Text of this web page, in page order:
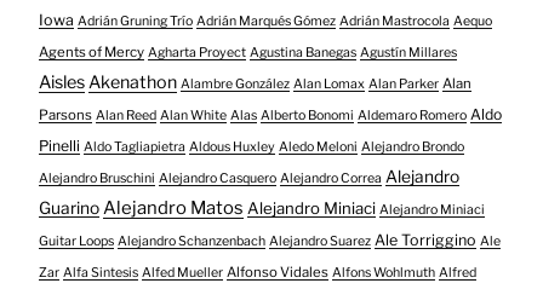
Iowa Adrián Gruning Trío Adrián Marqués Gómez Adrián Mastrocola Aequo
Agents of Mercy Agharta Proyect Agustina Banegas Agustín Millares
AislesAkenathon Alambre González Alan Lomax Alan Parker Alan
Parsons Alan Reed Alan White Alas Alberto Bonomi Aldemaro Romero Aldo
Pinelli Aldo Tagliapietra Aldous Huxley Aledo Meloni Alejandro Brondo
Alejandro Bruschini Alejandro Casquero Alejandro Correa Alejandro
GuarinoAlejandro Matos Alejandro Miniaci Alejandro Miniaci
Guitar Loops Alejandro Schanzenbach Alejandro Suarez Ale Torriggino Ale
Zar Alfa Sintesis Alfed Mueller Alfonso Vidales Alfons Wohlmuth Alfred